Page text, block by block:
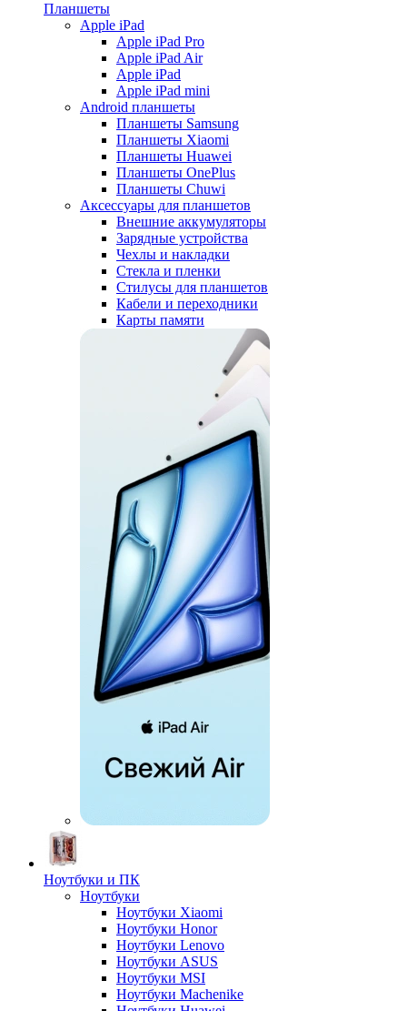
Планшеты
Apple iPad
Apple iPad Pro
Apple iPad Air
Apple iPad
Apple iPad mini
Android планшеты
Планшеты Samsung
Планшеты Xiaomi
Планшеты Huawei
Планшеты OnePlus
Планшеты Chuwi
Аксессуары для планшетов
Внешние аккумуляторы
Зарядные устройства
Чехлы и накладки
Стекла и пленки
Стилусы для планшетов
Кабели и переходники
Карты памяти
Ноутбуки и ПК
Ноутбуки
Ноутбуки Xiaomi
Ноутбуки Honor
Ноутбуки Lenovo
Ноутбуки ASUS
Ноутбуки MSI
Ноутбуки Machenike